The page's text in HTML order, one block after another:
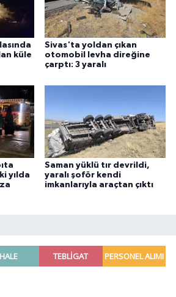
küle
Sivas'ta yoldan çıkan
otomobil levha direğine
çarptı: 3 yaralı
yılda
Saman yüklü tır devrildi,
yaralı şoför kendi
imkanlarıyla araçtan çıktı